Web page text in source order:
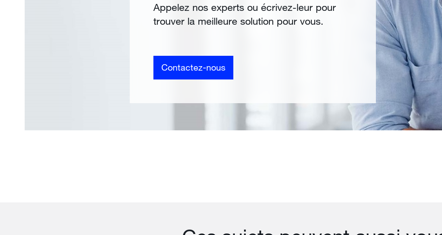
Appelez nos experts ou écrivez-leur pour
trouver la meilleure solution pour vous.
Contactez-nous